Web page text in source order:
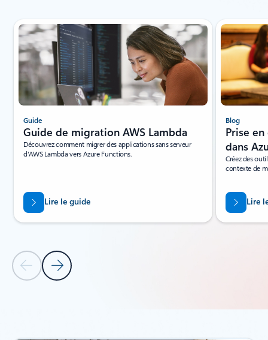
Affichage de la diapositive 1 de 6
Diapositive précédente
Diapositive suivante
Guide
Guide de migration AWS Lambda
Découvrez comment migrer des applications sans serveur
d'AWS Lambda vers Azure Functions.
Lire le guide
Blog
Prise
dans
Créez des
contexte de
Lire